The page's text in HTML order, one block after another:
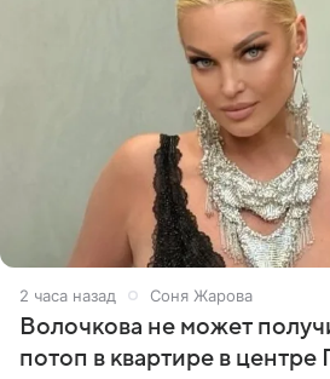
2 часа назад Соня Жарова
Волочкова не может
потоп в квартире в центре